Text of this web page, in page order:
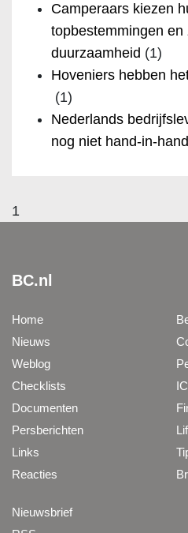
Camperaars kiezen
topbestemmingen en
duurzaamheid (1)
Hoveniers hebben
(1)
Nederlands
nog niet hand-in-hand
1
BC.nl
Home
Nieuws
Weblog
Checklists
Documenten
Persberichten
Links
Reacties
Nieuwsbrief